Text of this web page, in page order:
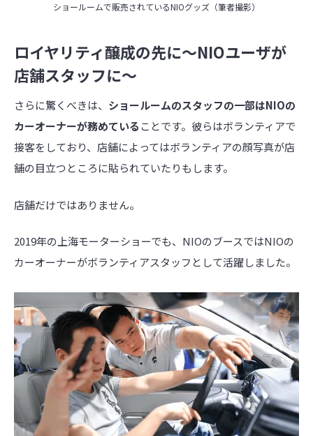
ショールームで販売されているNIOグッズ（筆者撮影）
ロイヤリティ醸成の先に〜NIOユーザが
店舗スタッフに～
さらに驚くべきは、 ショールームのスタッフの一部はNIOの
カーオーナーが務めていることです。彼らはボランティアで
接客をしており、店舗によってはボランティアの顔写真が店
舗の目立つところに貼られていたりもします。
店舗だけではありません。
2019年の上海モーターショーでも、NIOのブースではNIOの
カーオーナーがボランティアスタッフとして活躍しました。